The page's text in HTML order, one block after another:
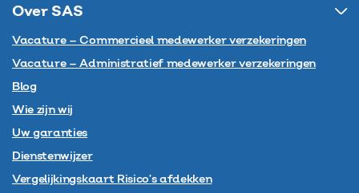
Over SAS
Vacature – Commercieel medewerker verzekeringen
Vacature – Administratief medewerker verzekeringen
Blog
Wie zijn wij
Uw garanties
Dienstenwijzer
Vergelijkingskaart Risico’s afdekken